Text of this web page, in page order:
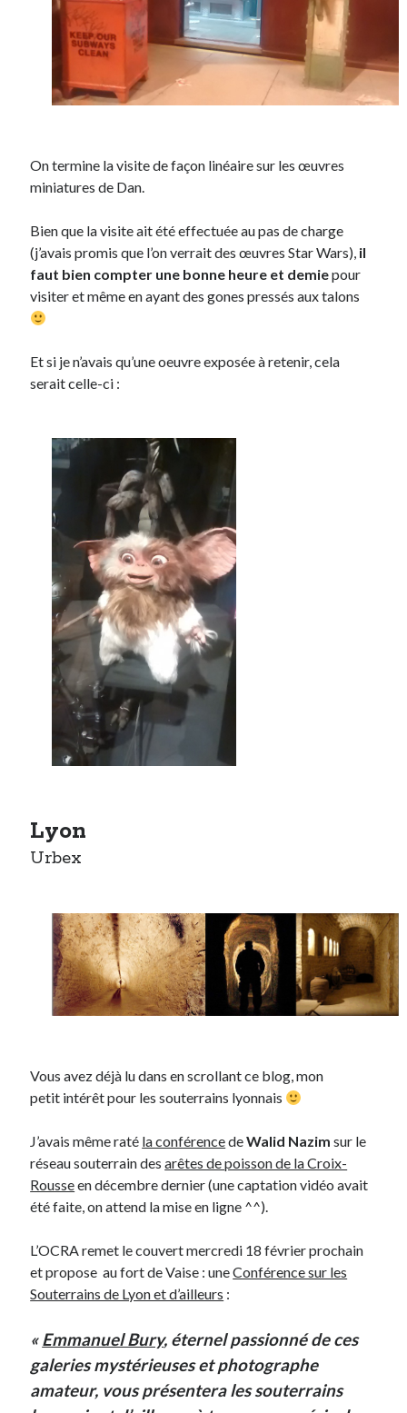
On termine la visite de façon linéaire sur les œuvres
miniatures de Dan.
Bien que la visite ait été effectuée au pas de charge
(j’avais promis que l’on verrait des œuvres Star Wars), il
faut bien compter une bonne heure et demiepour
visiter et même en ayant des gones pressés aux talons
Et si je n’avais qu’une oeuvre exposée à retenir, cela
serait celle-ci :
Lyon
Urbex
Vous avez déjà lu dans en scrollant ce blog, mon
petit intérêt pour les souterrains lyonnais
J’avais même raté la conférencedeWalid Nazim sur le
réseau souterrain desarêtes de poisson de la Croix-
Rousseen décembre dernier (une captation vidéo avait
été faite, on attend la mise en ligne ^^).
L’OCRA remet le couvert mercredi 18 février prochain
et propose au fort de Vaise : uneConférence sur les
Souterrains de Lyon et d’ailleurs :
«Emmanuel Bury, éternel passionné de ces
galeries mystérieuses et photographe
amateur, vous présentera les souterrains